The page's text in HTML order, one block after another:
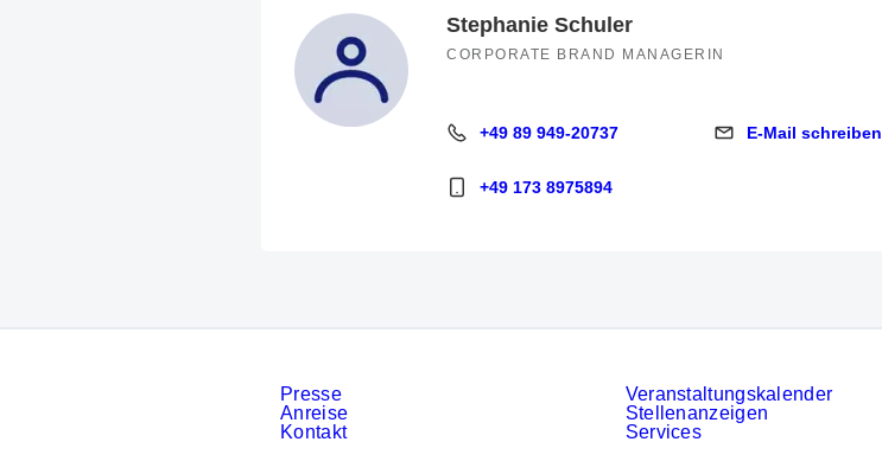
Stephanie Schuler
CORPORATE BRAND MANAGERIN
+49 89 949-20737
+49 89 949-20737
+49 173 8975894
+49 173 8975894
E-Mail schreiben
E-Mail schreiben
Presse
Anreise
Kontakt
Veranstaltungskalender
Stellenanzeigen
Services